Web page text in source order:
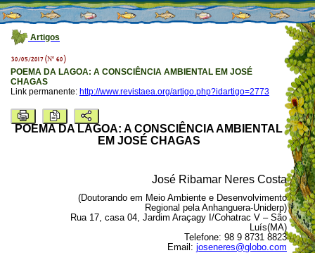
Artigos
30/05/2017 (Nº 60)
POEMA DA LAGOA: A CONSCIÊNCIA AMBIENTAL EM JOSÉ
CHAGAS
Link permanente: http://www.revistaea.org/artigo.php?idartigo=2773
POEMA DA LAGOA: A CONSCIÊNCIA AMBIENTAL
EM JOSÉ CHAGAS
José Ribamar Neres Costa
(Doutorando em Meio Ambiente e Desenvolvimento
Regional pela Anhanguera-Uniderp)
Rua 17, casa 04, Jardim Araçagy I/Cohatrac V – São
Luís(MA)
Telefone: 98 9 8731 8823
Email: joseneres@globo.com